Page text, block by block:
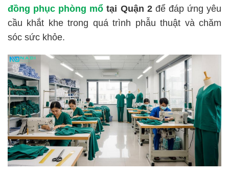
đồng phục phòng mổ tại Quận 2để đáp ứng yêu
cầu khắt khe trong quá trình phẫu thuật và chăm
sóc sức khỏe.